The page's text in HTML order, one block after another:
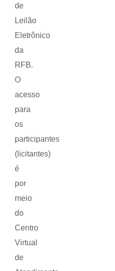
de
Leilão
Eletrônico
da
RFB.
O
acesso
para
os
participantes
(licitantes)
é
por
meio
do
Centro
Virtual
de